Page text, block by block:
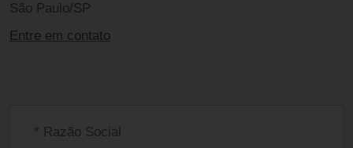
São Paulo/SP
Entre em contato